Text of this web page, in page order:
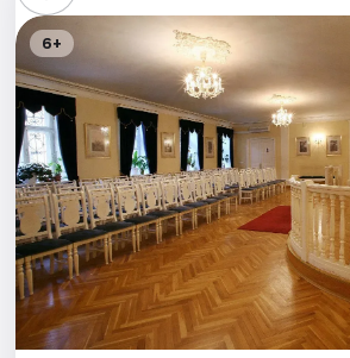
Стендап
Выставки
Квесты
Экскурсии
Спорт
События
6+